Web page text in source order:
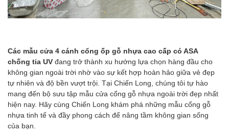
Các mẫu cửa 4 cánh cổng ốp gỗ nhựa cao cấp có ASA
chống tia UV đang trở thành xu hướng lựa chọn hàng đầu cho
không gian ngoài trời nhờ vào sự kết hợp hoàn hảo giữa vẻ đẹp
tự nhiên và độ bền vượt trội. Tại Chiến Long, chúng tôi tự hào
mang đến bộ sưu tập mẫu cửa cổng gỗ nhựa ngoài trời đẹp nhất
hiện nay. Hãy cùng Chiến Long khám phá những mẫu cổng gỗ
nhựa tinh tế và đầy phong cách để nâng tầm không gian sống
của bạn.